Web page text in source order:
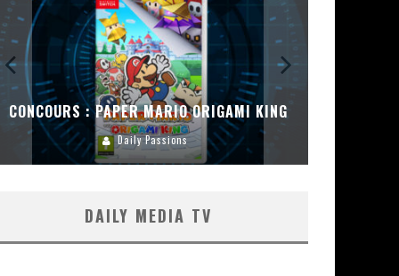
CONCOURS : PAPER MARIO ORIGAMI KING
Daily Passions
DAILY MEDIA TV